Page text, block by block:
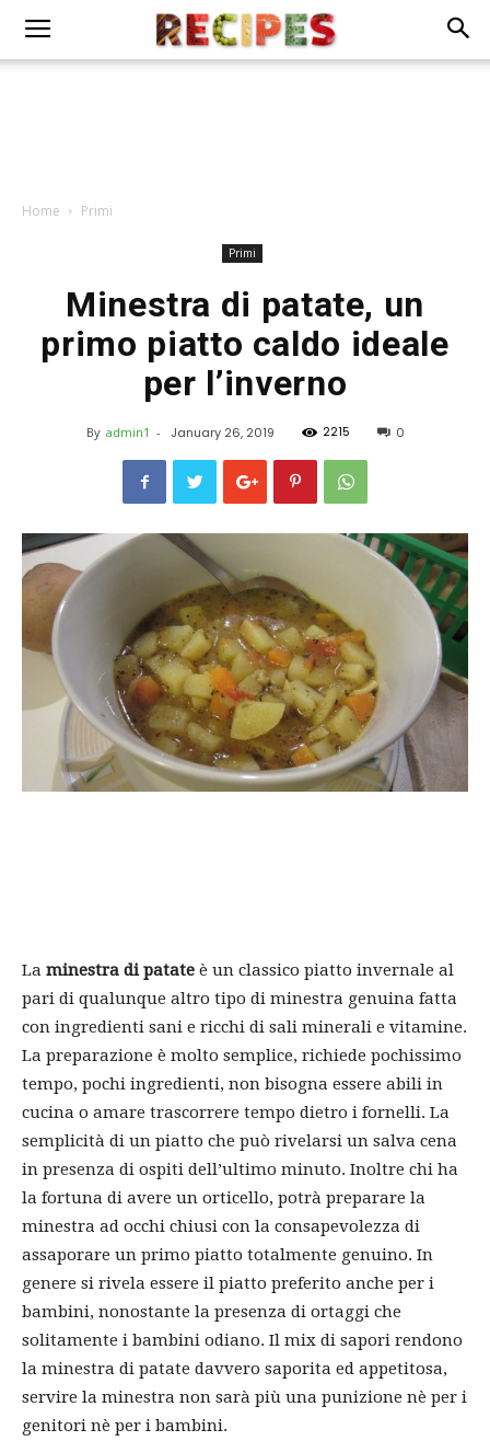
Home Primi
Primi
Minestra di patate, un
primo piatto caldo ideale
per l’inverno
By admin1 - January 26, 2019 2215 0
La minestra di patate è un classico piatto invernale al
pari di qualunque altro tipo di minestra genuina fatta
con ingredienti sani e ricchi di sali minerali e vitamine.
La preparazione è molto semplice, richiede pochissimo
tempo, pochi ingredienti, non bisogna essere abili in
cucina o amare trascorrere tempo dietro i fornelli. La
semplicità di un piatto che può rivelarsi un salva cena
in presenza di ospiti dell’ultimo minuto. Inoltre chi ha
la fortuna di avere un orticello, potrà preparare la
minestra ad occhi chiusi con la consapevolezza di
assaporare un primo piatto totalmente genuino. In
genere si rivela essere il piatto preferito anche per i
bambini, nonostante la presenza di ortaggi che
solitamente i bambini odiano. Il mix di sapori rendono
la minestra di patate davvero saporita ed appetitosa,
servire la minestra non sarà più una punizione nè per i
genitori nè per i bambini.